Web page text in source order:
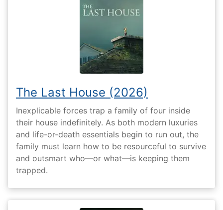
The Last House (2026)
Inexplicable forces trap a family of four inside
their house indefinitely. As both modern luxuries
and life-or-death essentials begin to run out, the
family must learn how to be resourceful to survive
and outsmart who—or what—is keeping them
trapped.